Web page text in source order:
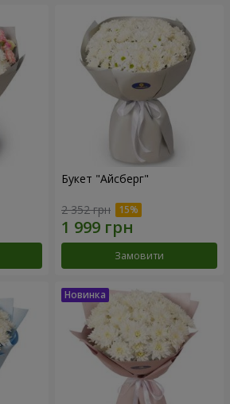
Букет "Айсберг"
2 352 грн
Замовити